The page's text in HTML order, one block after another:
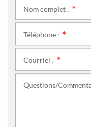
Nom complet :
Téléphone :
Courriel :
Questions/